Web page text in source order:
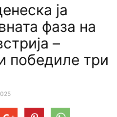
ја
фаза на
–
победиле три